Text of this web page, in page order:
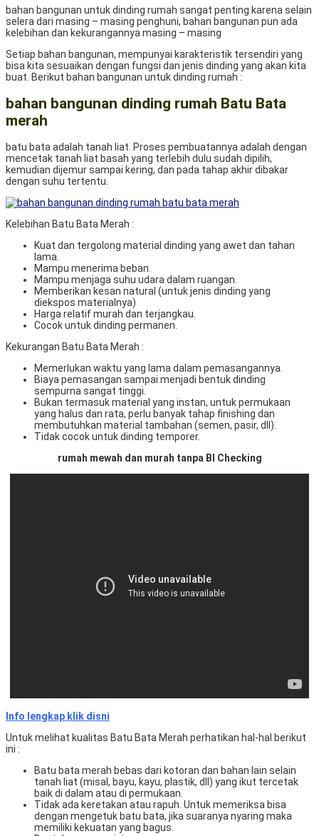
bahan bangunan untuk dinding rumah sangat penting karena selain
selera dari masing – masing penghuni, bahan bangunan pun ada
kelebihan dan kekurangannya masing – masing
Setiap bahan bangunan, mempunyai karakteristik tersendiri yang
bisa kita sesuaikan dengan fungsi dan jenis dinding yang akan kita
buat. Berikut bahan bangunan untuk dinding rumah :
bahan bangunan dinding rumah Batu Bata
merah
batu bata adalah tanah liat. Proses pembuatannya adalah dengan
mencetak tanah liat basah yang terlebih dulu sudah dipilih,
kemudian dijemur sampai kering, dan pada tahap akhir dibakar
dengan suhu tertentu.
Kelebihan Batu Bata Merah :
Kuat dan tergolong material dinding yang awet dan tahan
lama.
Mampu menerima beban.
Mampu menjaga suhu udara dalam ruangan.
Memberikan kesan natural (untuk jenis dinding yang
diekspos materialnya)
Harga relatif murah dan terjangkau.
Cocok untuk dinding permanen.
Kekurangan Batu Bata Merah :
Memerlukan waktu yang lama dalam pemasangannya.
Biaya pemasangan sampai menjadi bentuk dinding
sempurna sangat tinggi.
Bukan termasuk material yang instan, untuk permukaan
yang halus dan rata, perlu banyak tahap finishing dan
membutuhkan material tambahan (semen, pasir, dll).
Tidak cocok untuk dinding temporer.
rumah mewah dan murah tanpa BI Checking
Info lengkap klik disni
Untuk melihat kualitas Batu Bata Merah perhatikan hal-hal berikut
ini :
Batu bata merah bebas dari kotoran dan bahan lain selain
tanah liat (misal, bayu, kayu, plastik, dll) yang ikut tercetak
baik di dalam atau di permukaan.
Tidak ada keretakan atau rapuh. Untuk memeriksa bisa
dengan mengetuk batu bata, jika suaranya nyaring maka
memiliki kekuatan yang bagus.